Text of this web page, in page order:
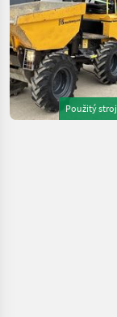
Použitý stroj